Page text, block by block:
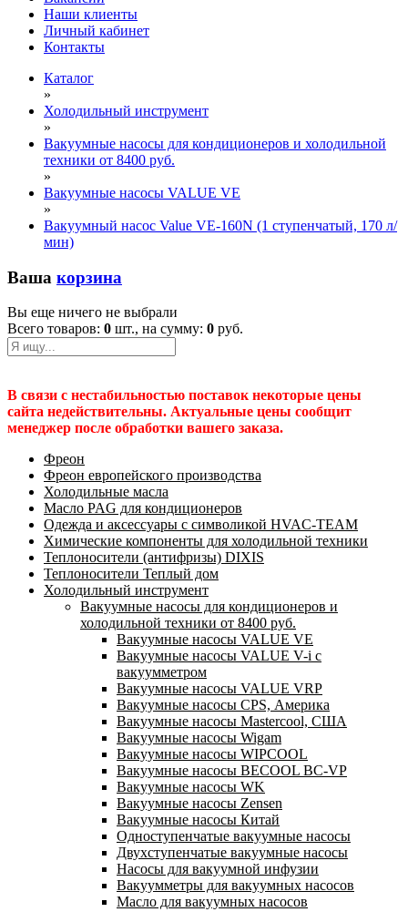
Наши клиенты
Личный кабинет
Контакты
Каталог
»
Холодильный инструмент
»
Вакуумные насосы для кондиционеров и холодильной
техники от 8400 руб.
»
Вакуумные насосы VALUE VE
»
Вакуумный насос Value VE-160N (1 ступенчатый, 170 л/
мин)
Ваша корзина
Вы еще ничего не выбрали
Всего товаров: 0 шт., на сумму: 0 руб.
В связи с нестабильностью поставок некоторые цены
сайта недействительны. Актуальные цены сообщит
менеджер после обработки вашего заказа.
Фреон
Фреон европейского производства
Холодильные масла
Масло PAG для кондиционеров
Одежда и аксессуары с символикой HVAC-TEAM
Химические компоненты для холодильной техники
Теплоносители (антифризы) DIXIS
Теплоносители Теплый дом
Холодильный инструмент
Вакуумные насосы для кондиционеров и
холодильной техники от 8400 руб.
Вакуумные насосы VALUE VE
Вакуумные насосы VALUE V-i с
вакуумметром
Вакуумные насосы VALUE VRP
Вакуумные насосы CPS, Америка
Вакуумные насосы Mastercool, США
Вакуумные насосы Wigam
Вакуумные насосы WIPCOOL
Вакуумные насосы BECOOL BC-VP
Вакуумные насосы WK
Вакуумные насосы Zensen
Вакуумные насосы Китай
Одноступенчатые вакуумные насосы
Двухступенчатые вакуумные насосы
Насосы для вакуумной инфузии
Вакуумметры для вакуумных насосов
Масло для вакуумных насосов